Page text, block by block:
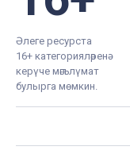
Әлеге ресурста
16+ категорияләренә
керүче мәгълүмат
булырга мөмкин.